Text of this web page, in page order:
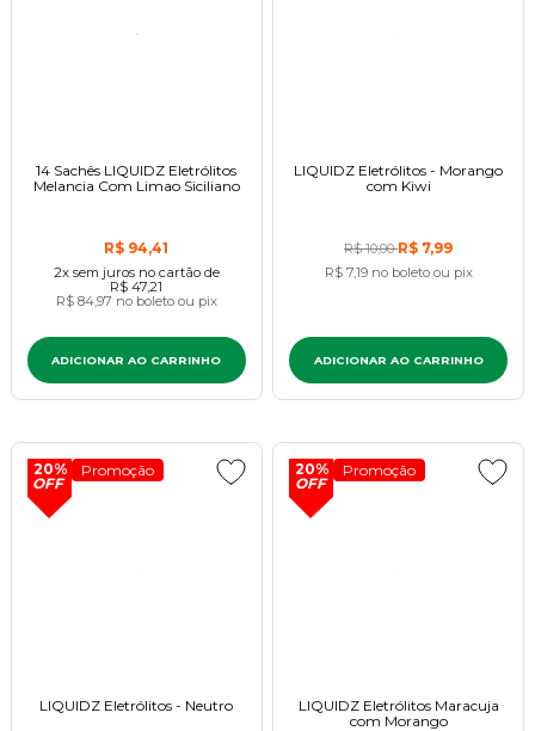
14 Sachês LIQUIDZ Eletrólitos
Melancia Com Limao Siciliano
R$ 94,41
2x sem juros no cartãode
R$ 47,21
R$ 84,97 no boleto ou pix
ADICIONAR AO CARRINHO
LIQUIDZ Eletrólitos - Morango
com Kiwi
R$ 10,00R$ 7,99
R$ 7,19 no boleto ou pix
ADICIONAR AO CARRINHO
20%
OFF
Promoção
LIQUIDZ Eletrólitos - Neutro
20%
OFF
Promoção
LIQUIDZ Eletrólitos Maracuja
com Morango